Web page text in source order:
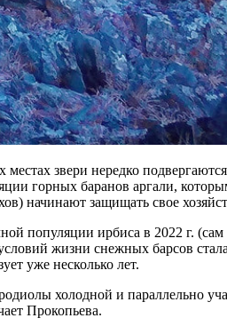
звери нередко
горных баранов аргали,
начинают защищать свое
популяции ирбиса в 2022 г.
жизни снежных барсов
уже несколько лет.
холодной и параллельно
Прокопьева.